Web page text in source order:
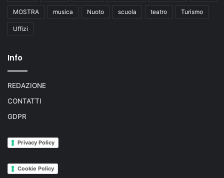
MOSTRA musica Nuoto scuola teatro Turismo
Uffizi
Info
REDAZIONE
CONTATTI
GDPR
Privacy Policy
Cookie Policy